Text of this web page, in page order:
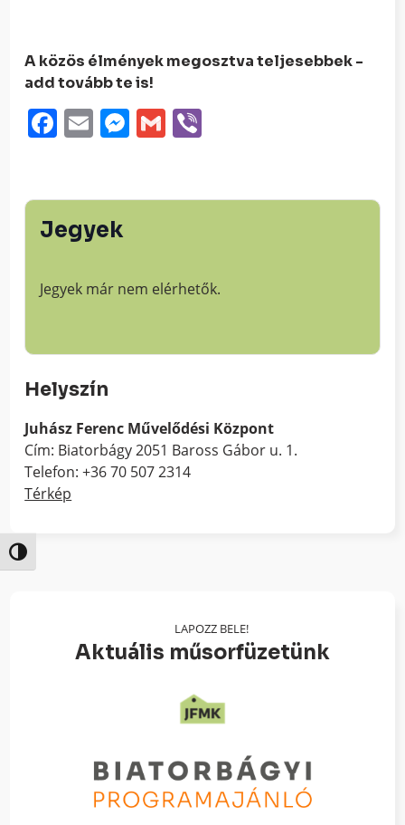
Nagy kontraszt váltása
A közös élmények megosztva teljesebbek -
add tovább te is!
Facebook
EmailMessenger
Gmail
Jegyek
Jegyek már nem elérhetők.
Helyszín
Juhász Ferenc Művelődési Központ
Cím: Biatorbágy 2051 Baross Gábor u. 1.
Telefon: +36 70 507 2314
Térkép
LAPOZZ BELE!
Aktuális műsorfüzetünk